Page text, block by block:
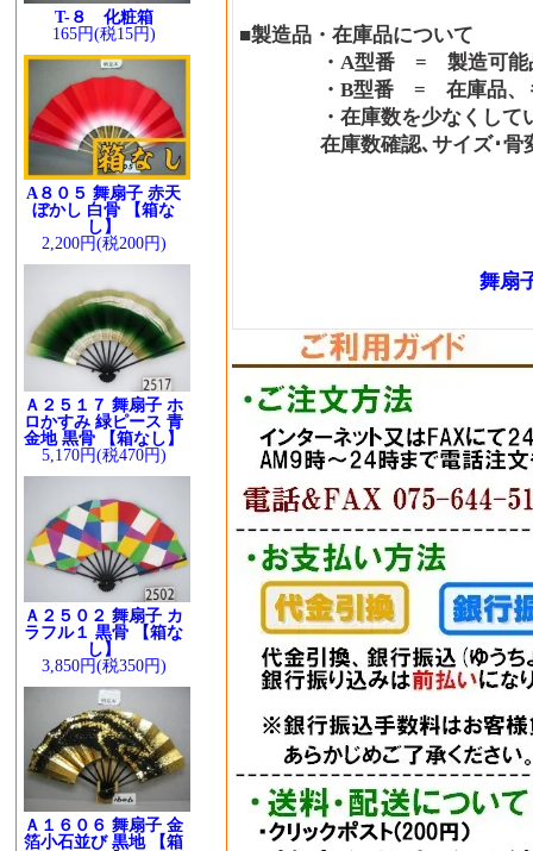
T-８ 化粧箱
165円(税15円)
A８０５ 舞扇子 赤天
ぼかし 白骨 【箱な
し】
2,200円(税200円)
Ａ２５１７ 舞扇子 ホ
ロかすみ 緑ピース 青
金地 黒骨 【箱なし】
5,170円(税470円)
Ａ２５０２ 舞扇子 カ
ラフル１ 黒骨 【箱な
し】
3,850円(税350円)
Ａ１６０６ 舞扇子 金
箔小石並び 黒地 【箱
■製造品・在庫品について
・A型番 = 製造可能品
・B型番 = 在庫品、も
・在庫数を少なくしてい
在庫数確認､サイズ･骨変
舞扇